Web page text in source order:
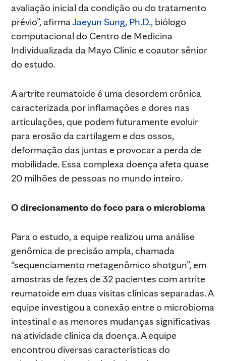
avaliação inicial da condição ou do tratamento
prévio”, afirmaJaeyun Sung, Ph.D., biólogo
computacional do Centro de Medicina
Individualizada da Mayo Clinic e coautor sênior
do estudo.
A artrite reumatoide é uma desordem crônica
caracterizada por inflamações e dores nas
articulações, que podem futuramente evoluir
para erosão da cartilagem e dos ossos,
deformação das juntas e provocar a perda de
mobilidade. Essa complexa doença afeta quase
20 milhões de pessoas no mundo inteiro.
O direcionamento do foco para o microbioma
Para o estudo, a equipe realizou uma análise
genômica de precisão ampla, chamada
“sequenciamento metagenômico shotgun”, em
amostras de fezes de 32 pacientes com artrite
reumatoide em duas visitas clínicas separadas. A
equipe investigou a conexão entre o microbioma
intestinal e as menores mudanças significativas
na atividade clínica da doença. A equipe
encontrou diversas características do